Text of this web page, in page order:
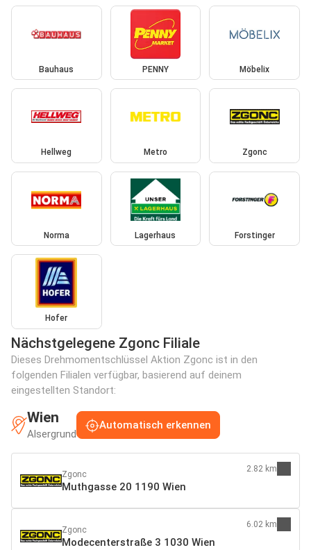
Bauhaus PENNY Möbelix
Hellweg Metro Zgonc
Norma Lagerhaus Forstinger
Hofer
Nächstgelegene Zgonc Filiale
Dieses Drehmomentschlüssel Aktion Zgonc ist in den
folgenden Filialen verfügbar, basierend auf deinem
eingestellten Standort:
Wien
Alsergrund
Automatisch erkennen
Zgonc
Muthgasse 20 1190 Wien
2.82 km
Zgonc
Modecenterstraße 3 1030 Wien
6.02 km